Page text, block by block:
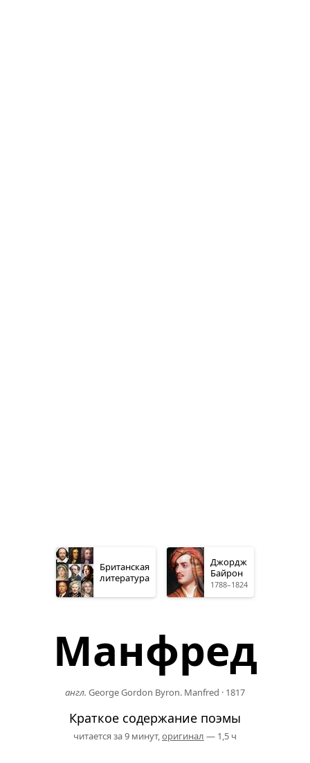
Британская
литература
Джордж
Байрон
1788–1824
Манфред
англ. George Gordon Byron. Manfred · 1817
Краткое содержание поэмы
читается за 9 минут, оригинал — 1,5 ч